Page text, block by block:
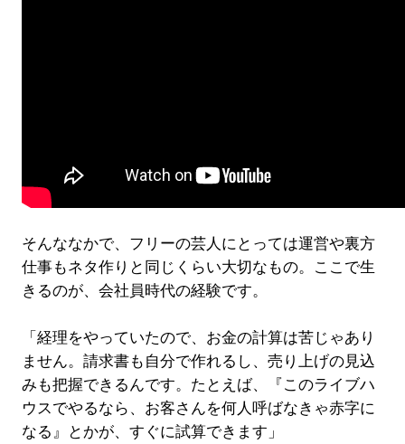
そんななかで、フリーの芸人にとっては運営や裏方
仕事もネタ作りと同じくらい大切なもの。ここで生
きるのが、会社員時代の経験です。
「経理をやっていたので、お金の計算は苦じゃあり
ません。請求書も自分で作れるし、売り上げの見込
みも把握できるんです。たとえば、『このライブハ
ウスでやるなら、お客さんを何人呼ばなきゃ赤字に
なる』とかが、すぐに試算できます」